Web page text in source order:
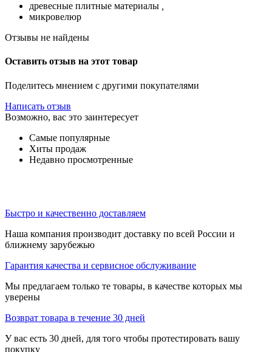
древесные плитные материалы
микровелюр
Отзывы не найдены
Оставить отзыв на этот товар
Поделитесь мнением с другими покупателями
Написать отзыв
Возможно, вас это заинтересует
Самые популярные
Хиты продаж
Недавно просмотренные
Быстро и качественно доставляем
Наша компания производит доставку по всей России и
ближнему зарубежью
Гарантия качества и сервисное обслуживание
Мы предлагаем только те товары, в качестве которых мы
уверены
Возврат товара в течение 30 дней
У вас есть 30 дней, для того чтобы протестировать вашу
покупку